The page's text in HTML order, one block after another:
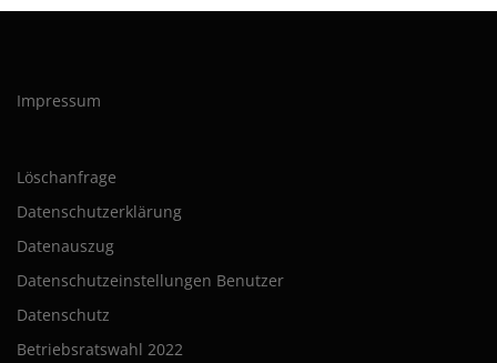
Impressum
Löschanfrage
Datenschutzerklärung
Datenauszug
Datenschutzeinstellungen Benutzer
Datenschutz
Betriebsratswahl 2022